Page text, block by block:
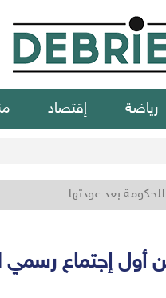
رياضة إقتصاد
للحكومة بعد عودتها
عن أول إجتماع